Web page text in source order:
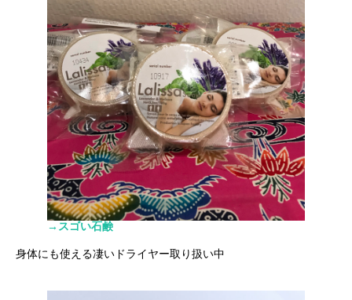
→スゴい石鹸
身体にも使える凄いドライヤー取り扱い中